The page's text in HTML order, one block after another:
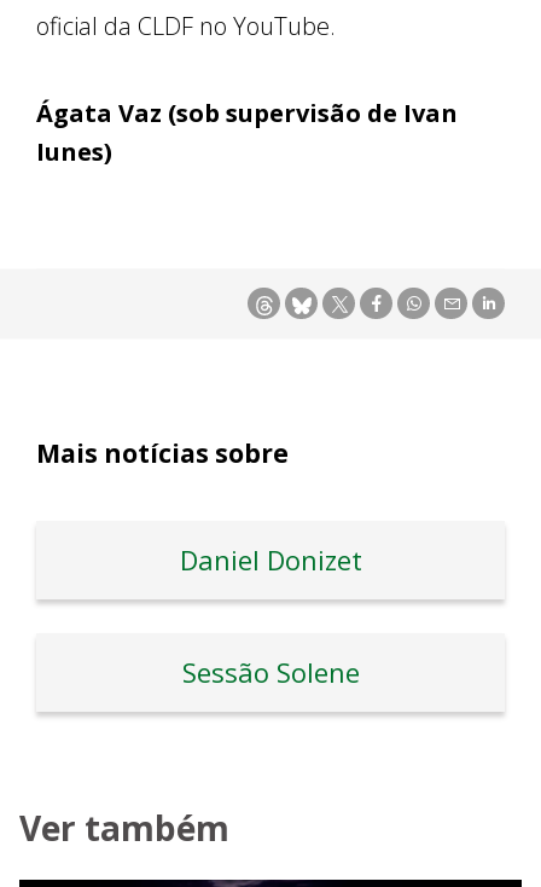
oficial da CLDF no YouTube.
Ágata Vaz (sob supervisão de Ivan
Iunes)
Mais notícias sobre
Daniel Donizet
Sessão Solene
Ver também